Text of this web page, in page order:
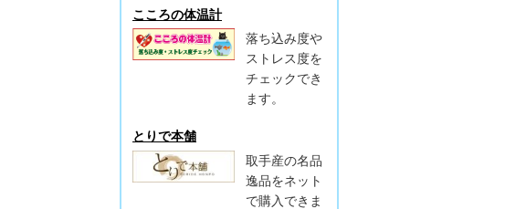
こころの体温計
落ち込み度や
ストレス度を
チェックでき
ます。
とりで本舗
取手産の名品
逸品をネット
で購入できま